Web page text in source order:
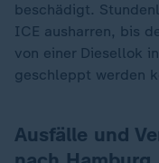
beschädigt.
ICE ausharren, bis
von einer Diesellok
geschleppt werden
Ausfälle und